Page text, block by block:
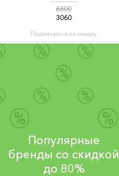
6800
3060
Подписаться на скидку
Популярные
бренды со скидкой
до 80%